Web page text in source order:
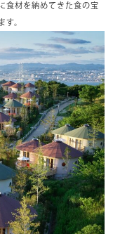
食材を納めてきた食の宝
す。